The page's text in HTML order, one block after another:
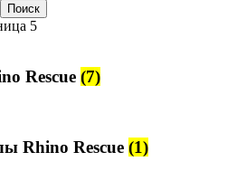
Поиск
5
Rescue (7)
Rhino Rescue (1)